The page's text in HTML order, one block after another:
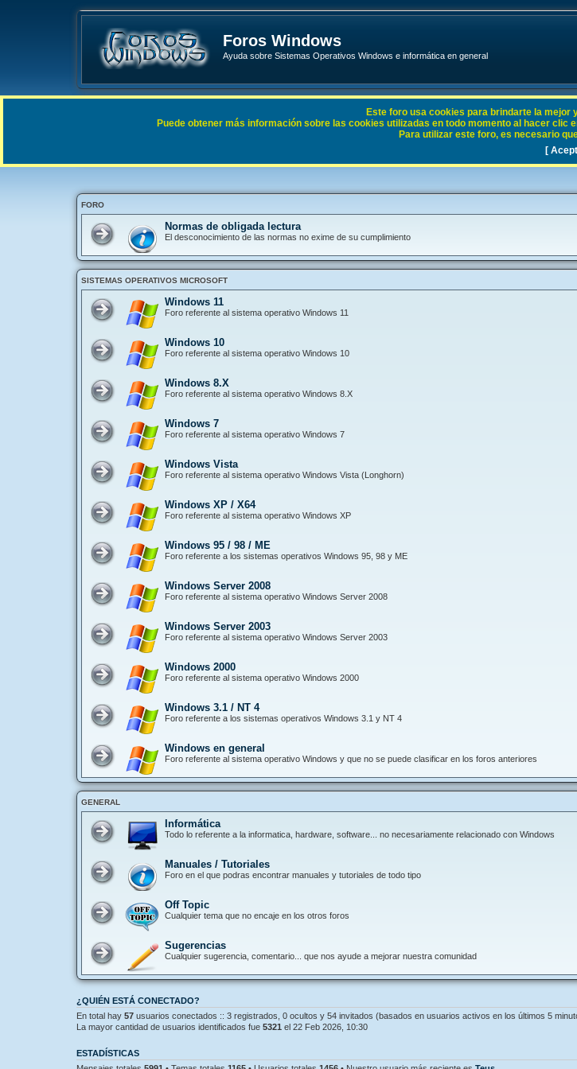
Foros Windows
Ayuda sobre Sistemas Operativos Windows e informática en general
Enlaces rápidos FAQ
FORO
Normas de obligada lectura
El desconocimiento de las normas no exime de su cumplimiento
SISTEMAS OPERATIVOS MICROSOFT
Windows 11
Foro referente al sistema operativo Windows 11
Windows 10
Foro referente al sistema operativo Windows 10
Windows 8.X
Foro referente al sistema operativo Windows 8.X
Windows 7
Foro referente al sistema operativo Windows 7
Windows Vista
Foro referente al sistema operativo Windows Vista (Longhorn)
Windows XP / X64
Foro referente al sistema operativo Windows XP
Windows 95 / 98 / ME
Foro referente a los sistemas operativos Windows 95, 98 y ME
Windows Server 2008
Foro referente al sistema operativo Windows Server 2008
Windows Server 2003
Foro referente al sistema operativo Windows Server 2003
Windows 2000
Foro referente al sistema operativo Windows 2000
Windows 3.1 / NT 4
Foro referente a los sistemas operativos Windows 3.1 y NT 4
Windows en general
Foro referente al sistema operativo Windows y que no se puede clasificar en los foros anteriores
GENERAL
Informática
Todo lo referente a la informatica, hardware, software... no necesariamente relacionado con Windows
Manuales / Tutoriales
Foro en el que podras encontrar manuales y tutoriales de todo tipo
Off Topic
Cualquier tema que no encaje en los otros foros
Sugerencias
Cualquier sugerencia, comentario... que nos ayude a mejorar nuestra comunidad
¿QUIÉN ESTÁ CONECTADO?
En total hay 57 usuarios conectados :: 3 registrados, 0 ocultos y 54 invitados (basados en usuarios activos en los últimos 5
La mayor cantidad de usuarios identificados fue 5321 el 22 Feb 2026, 10:30
ESTADÍSTICAS
Este foro usa cookies para brindarte la mejor
Puede obtener más información sobre las cookies utilizadas en todo momento al hacer
Para utilizar este foro, es necesario
[